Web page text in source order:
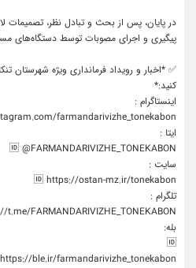
در پایان، پس از بحث و تبادل نظر، تصمیمات
پیگیری و اجرای مصوبات توسط دستگاه‌های
✅ *اخبار و رویداد فرمانداری ویژه شهرستان
کنید:*
اینستاگرام :
farmandarivizhe_tonekabon
ایتا :
🆔 @FARMANDARIVIZHE_TONEKABON
سایت :
🆔 https://ostan-mz.ir/tonekabon
تلگرام :
FARMANDARIVIZHE_TONEKABON
بله:
🆔
https://ble.ir/farmandarivizhe_tonekabon